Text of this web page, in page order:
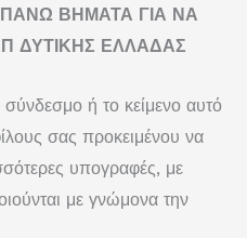
ΒΗΜΑΤΑ ΓΙΑ ΝΑ
ΔΥΤΙΚΗΣ ΕΛΛΑΔΑΣ
ή το κείμενο αυτό
σας προκειμένου να
υπογραφές, με
με γνώμονα την